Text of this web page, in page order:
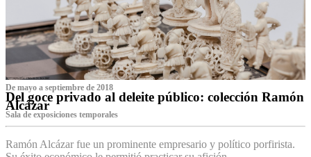
De mayo a septiembre de 2018
Del goce privado al deleite público: colección Ramón
Alcázar
Sala de exposiciones temporales
Ramón Alcázar fue un prominente empresario y político porfirista.